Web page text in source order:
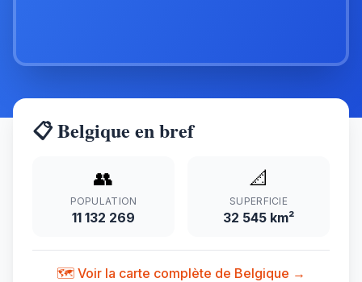
📋 Belgique en bref
👥
POPULATION
11 132 269
📐
SUPERFICIE
32 545 km²
🗺️ Voir la carte complète de Belgique →